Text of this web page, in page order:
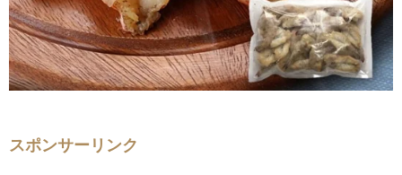
スポンサーリンク